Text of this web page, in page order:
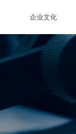
企业文化